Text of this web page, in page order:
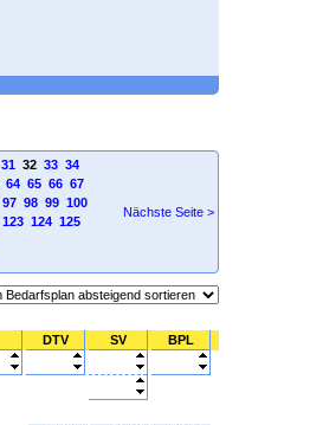
3132 33 34
64 65 66 67
97 98 99 100
123 124 125
Nächste Seite >
DTV SV BPL